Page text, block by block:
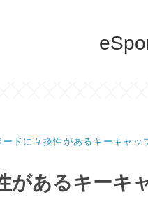
ドに互換性があるキーキャッ
あるキーキ